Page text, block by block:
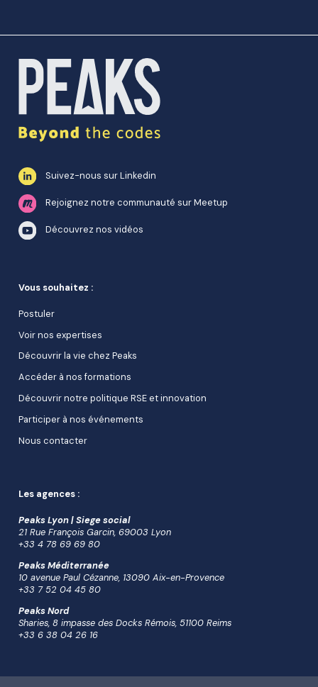
Suivez-nous sur Linkedin
Rejoignez notre communauté sur Meetup
Découvrez nos vidéos
Vous souhaitez :
Postuler
Voir nos expertises
Découvrir la vie chez Peaks
Accéder à nos formations
Découvrir notre politique RSE et innovation
Participer à nos événements
Nous contacter
Les agences :
Peaks Lyon | Siege social
21 Rue François Garcin, 69003 Lyon
+33 4 78 69 69 80
Peaks Méditerranée
10 avenue Paul Cézanne, 13090 Aix-en-Provence
+33 7 52 04 45 80
Peaks Nord
Sharies, 8 impasse des Docks Rémois, 51100 Reims
+33 6 38 04 26 16